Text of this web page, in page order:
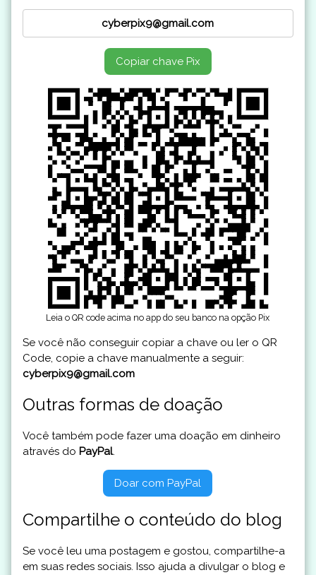
Copiar chave Pix
Leia o QR code acima no app do seu banco na opção Pix
Se você não conseguir copiar a chave ou ler o QR
Code, copie a chave manualmente a seguir:
cyberpix9@gmail.com
Outras formas de doação
Você também pode fazer uma doação em dinheiro
através do PayPal.
Doar com PayPal
Compartilhe o conteúdo do blog
Se você leu uma postagem e gostou, compartilhe-a
em suas redes sociais. Isso ajuda a divulgar o blog e